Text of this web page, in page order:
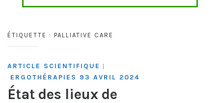
ÉTIQUETTE : PALLIATIVE CARE
ARTICLE SCIENTIFIQUE |
ERGOTHÉRAPIES 93 AVRIL 2024
État des lieux de